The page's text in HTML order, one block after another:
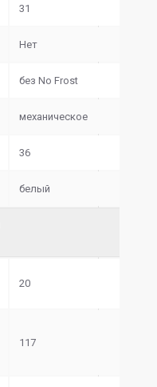
31
Нет
без No Frost
механическое
36
белый
20
117